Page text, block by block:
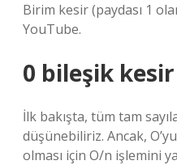
Birim kesir (paydası 1
YouTube.
0 bileşik
İlk bakışta, tüm tam
düşünebiliriz. Ancak,
olması için O/n işlemini